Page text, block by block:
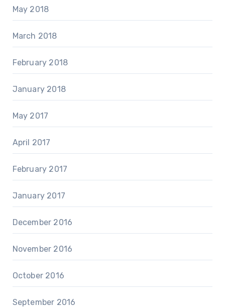
May 2018
March 2018
February 2018
January 2018
May 2017
April 2017
February 2017
January 2017
December 2016
November 2016
October 2016
September 2016